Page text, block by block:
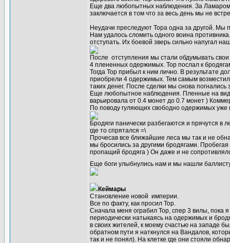
Еще два любопытных наблюдения. За Ламаром
заключается в том что за весь день мы не
Неудачи преследуют Тора одна за другой. Мы
Нам удалось сломить одного воина
отступать. Их боевой зверь сильно напугал
После отступления мы стали обдумывать
4 плененных одержимых. Тор послал к
Тогда Тор прибыл к ним лично. В результате
приобрели 4 одержимых. Тем самым
таких денег. После сделки мы снова
Еще любопытное наблюдения. Пленные на вид
варьировала от 0.4 монет до 0.7 монет )
По поводу гуляющих свободно одержимых уже
Бродяги панически разбегаются и прячутся
где то спрятался =\
Прочесав все ближайшие леса мы так и не
мы бросились за другими бродягами.
пропащий бродяга ) Он даже и не
Еще боги улыбнулись нам и мы нашли
Кеймары
Становление новой империи.
Все по факту, как просил Тор.
Сначала меня ограбил Тор, спер 3 вилы, пока
периодически натыкаясь на одержимых и
в своих жителей, к моему счастью на западе
обратном пути я наткнулся на Вандалов,
так и не понял). На клетке где они стояли